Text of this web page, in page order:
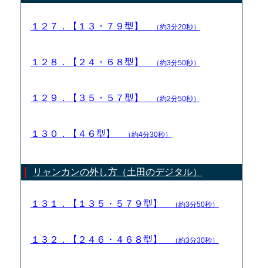
１２７．【１３・７９型】 （約3分20秒）
１２８．【２４・６８型】 （約3分50秒）
１２９．【３５・５７型】 （約2分50秒）
１３０．【４６型】 （約4分30秒）
リャンカンの外し方（土田のデジタル）
１３１．【１３５・５７９型】 （約3分50秒）
１３２．【２４６・４６８型】 （約3分30秒）